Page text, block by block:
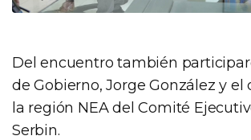
Del encuentro también
de Gobierno, Jorge González y el
la región NEA del Comité
Serbin.